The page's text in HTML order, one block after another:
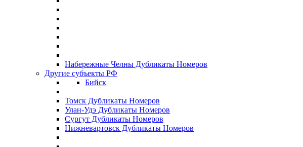
Набережные Челны Дубликаты Номеров
Другие субъекты РФ
Бийск
Томск Дубликаты Номеров
Улан-Удэ Дубликаты Номеров
Сургут Дубликаты Номеров
Нижневартовск Дубликаты Номеров